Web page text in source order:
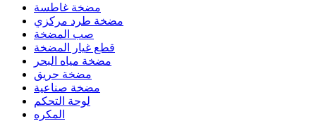
مضخة غاطسة
مضخة طرد مركزي
صب المضخة
قطع غيار المضخة
مضخة مياه البحر
مضخة حريق
مضخة صناعية
لوحة التحكم
المكره